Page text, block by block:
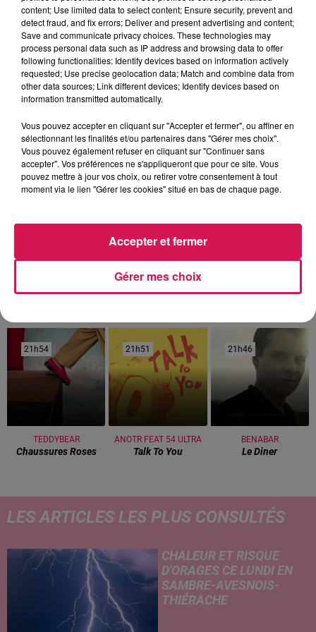
Photo : Mairie d'Hirson / Par Paul Schuler
À L'ANTENNE
Les hits de Canal FM
21h54
21h54
TEDDYBEAR
Chaussures Roses
21h51
21h51
ANOTR FEAT 54 ULTRA
Talk To You
21h46
21h46
BENABAR
Le Diner
LES ARTICLES LES PLUS CONSULTÉS
CHALEUR ET RISQUE
D'ORAGES CE LUNDI EN
SAMBRE-AVESNOIS-
THIÉRACHE
content; Use limited data to select content; Ensure security, prevent and
detect fraud, and fix errors; Deliver and present advertising and content;
Save and communicate privacy choices. These technologies may
process personal data such as IP address and browsing data to offer
following functionalities: Identify devices based on information actively
requested; Use precise geolocation data; Match and combine data from
other data sources; Link different devices; Identify devices based on
information transmitted automatically.
Vous pouvez accepter en cliquant sur "Accepter et fermer", ou affiner en
sélectionnant les finalités et/ou partenaires dans "Gérer mes choix".
Vous pouvez également refuser en cliquant sur "Continuer sans
accepter". Vos préférences ne s'appliqueront que pour ce site. Vous
pouvez mettre à jour vos choix, ou retirer votre consentement à tout
moment via le lien "Gérer les cookies" situé en bas de chaque page.
Gérer mes choix
Accepter et fermer